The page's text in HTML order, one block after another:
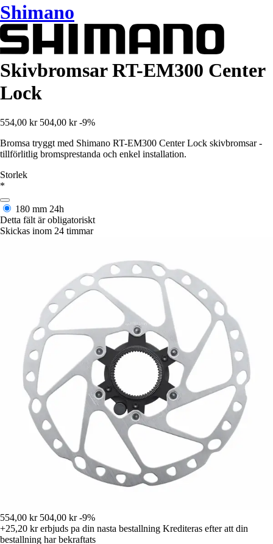
Shimano
Skivbromsar RT-EM300 Center
Lock
554,00 kr 504,00 kr -9%
Bromsa tryggt med Shimano RT-EM300 Center Lock skivbromsar -
tillförlitlig bromsprestanda och enkel installation.
Storlek
*
180 mm 24h
Detta fält är obligatoriskt
Skickas inom 24 timmar
554,00 kr 504,00 kr -9%
+25,20 krerbjuds pa din nasta bestallning Krediteras efter att din
bestallning har bekraftats